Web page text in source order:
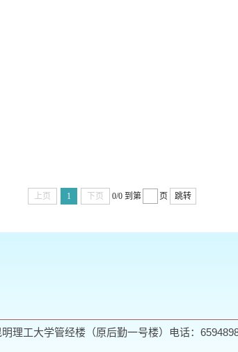
上页 1 下页 0/0 到第 页 跳转
理工大学管经楼（原后勤一号楼）电话：